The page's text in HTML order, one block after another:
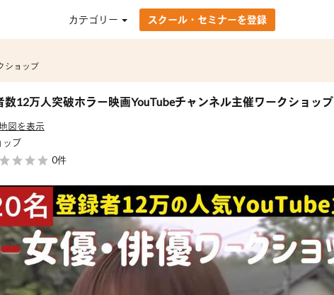
カテゴリー スクール・セミナーを登録
ショップ
数12万人突破ホラー映画YouTubeチャンネル主催ワークショップ
図を表示
ップ
0件